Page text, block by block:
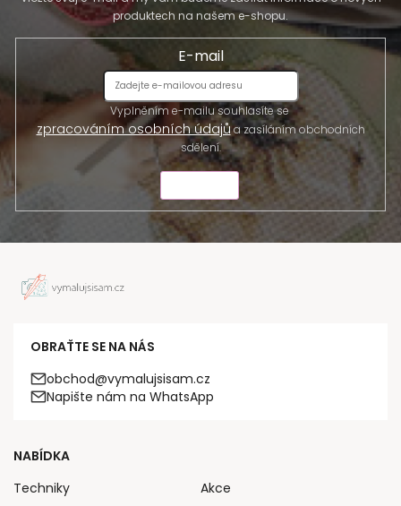
produktech na našem e-shopu.
E-mail
Vyplněním e-mailu souhlasíte se
zpracováním osobních údajůa zasíláním obchodních
sdělení.
OBRAŤTE SE NA NÁS
obchod@vymalujsisam.cz
Napište nám na WhatsApp
NABÍDKA
Techniky
Akce